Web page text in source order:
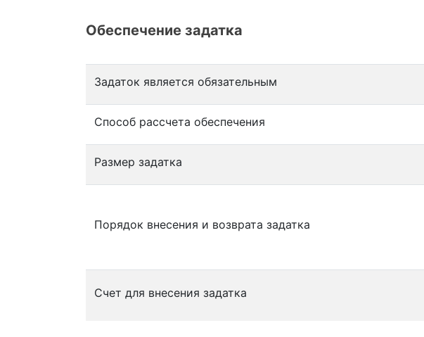
Обеспечение задатка
Задаток является обязательным
Способ рассчета обеспечения
Размер задатка
Порядок внесения и возврата задатка
Счет для внесения задатка